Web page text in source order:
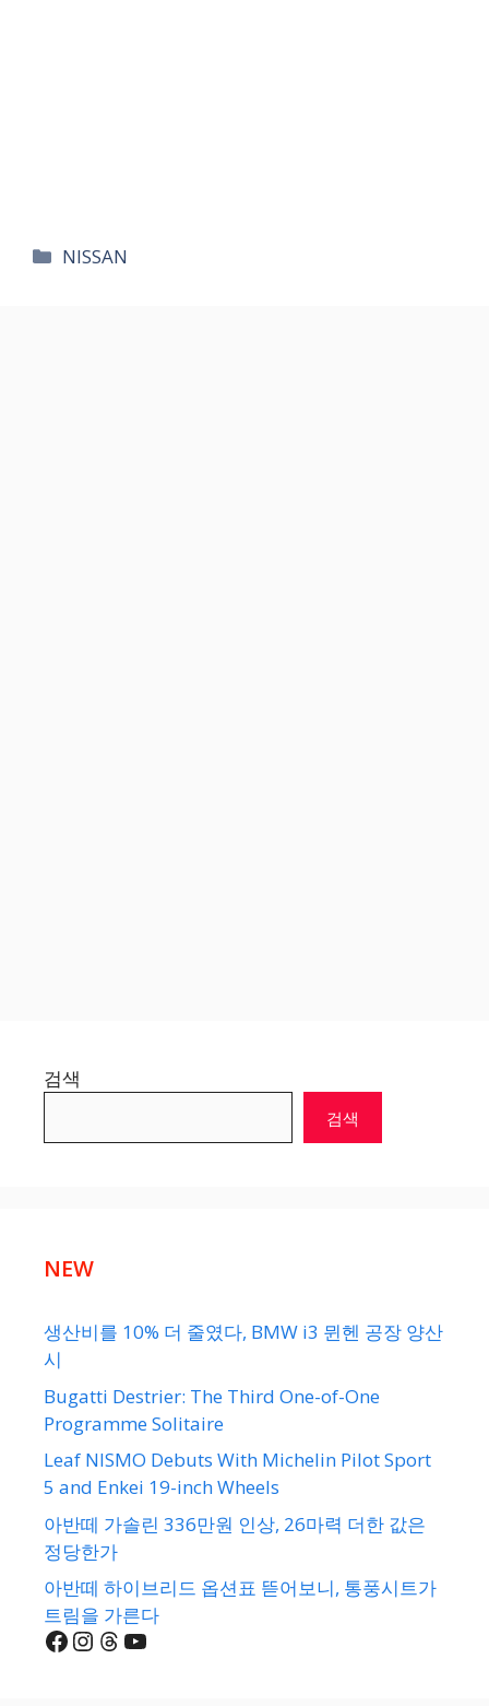
카
NISSAN
검색
검색
NEW
생산비를 10% 더 줄였다, BMW i3 뮌헨 공장 양산
시
Bugatti Destrier: The Third One-of-One
Programme Solitaire
Leaf NISMO Debuts With Michelin Pilot Sport
5 and Enkei 19-inch Wheels
아반떼 가솔린 336만원 인상, 26마력 더한 값은
정당한가
아반떼 하이브리드 옵션표 뜯어보니, 통풍시트가
트림을 가른다
Facebook
Instagram
Threads
YouTube